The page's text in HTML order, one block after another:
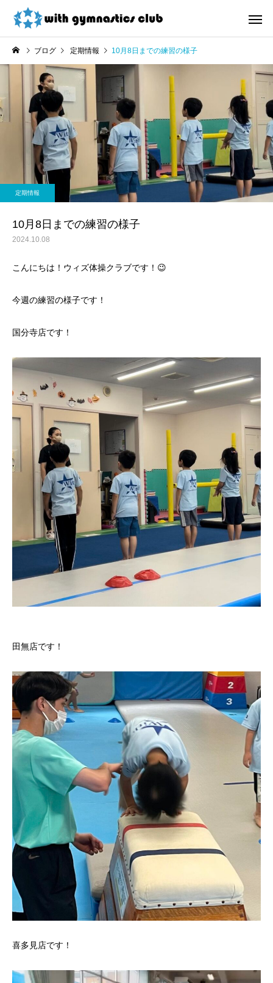
お知らせ
令和8年度未就園児クラス
新規会員様募集中！
未分類
ウィズ体操クラブ技紹
４段、６段閉脚跳び～
ブログ 定期情報 10月8日までの練習の様子
定期情報
10月8日までの練習の様子
2024.10.08
こんにちは！ウィズ体操クラブです！😉
今週の練習の様子です！
国分寺店です！
田無店です！
喜多見店です！